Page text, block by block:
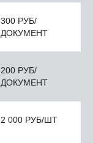
300 РУБ/
ДОКУМЕНТ
200 РУБ/
ДОКУМЕНТ
2 000 РУБ/ШТ